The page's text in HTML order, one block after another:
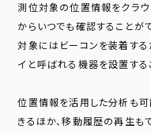
測位対象の位置情報をクラウ
からいつでも確認することがで
対象にはビーコンを装着す
イと呼ばれる機器を設置する
位置情報を活用した分析も可
きるほか、移動履歴の再生もで